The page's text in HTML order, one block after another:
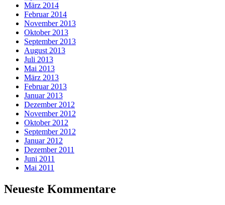
März 2014
Februar 2014
November 2013
Oktober 2013
September 2013
August 2013
Juli 2013
Mai 2013
März 2013
Februar 2013
Januar 2013
Dezember 2012
November 2012
Oktober 2012
September 2012
Januar 2012
Dezember 2011
Juni 2011
Mai 2011
Neueste Kommentare